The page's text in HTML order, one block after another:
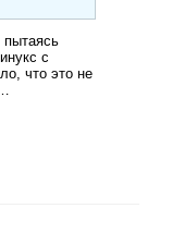
пытаясь
с
что это не